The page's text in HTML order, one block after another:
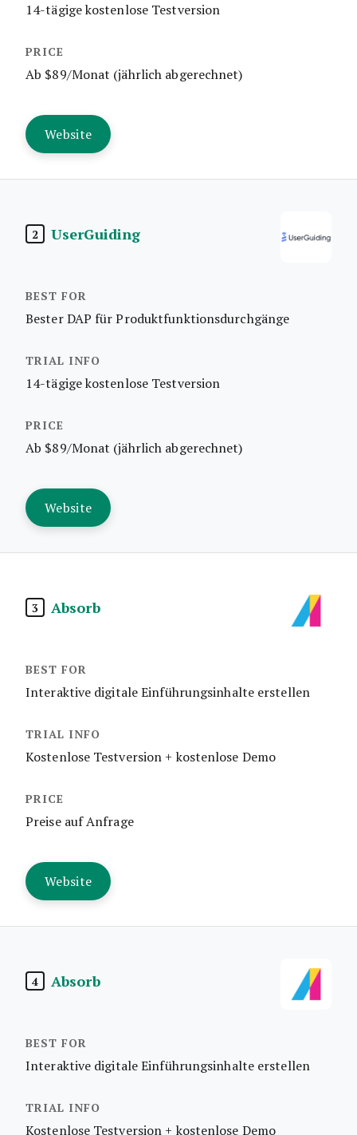
14-tägige kostenlose Testversion
Ab $89/Monat (jährlich abgerechnet)
Website
2 UserGuiding
Bester DAP für Produktfunktionsdurchgänge
14-tägige kostenlose Testversion
Ab $89/Monat (jährlich abgerechnet)
Website
3 Absorb
Interaktive digitale Einführungsinhalte erstellen
Kostenlose Testversion + kostenlose Demo
Preise auf Anfrage
Website
4 Absorb
Interaktive digitale Einführungsinhalte erstellen
Kostenlose Testversion + kostenlose Demo